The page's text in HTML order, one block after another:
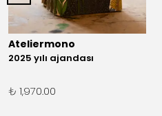
Ateliermono
2025 yılı ajandası
₺ 1,970.00